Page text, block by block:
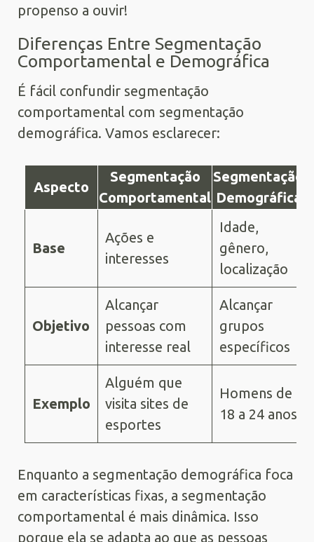
propenso a ouvir!
Diferenças Entre Segmentação
Comportamental e Demográfica
É fácil confundir segmentação
comportamental com segmentação
demográfica. Vamos esclarecer:
Aspecto
Segmentação
Comportamental
Segmentação
Demográfica
Base
Ações e
interesses
Idade,
gênero,
localização
Objetivo
Alcançar
pessoas com
interesse real
Alcançar
grupos
específicos
Exemplo
Alguém que
visita sites de
esportes
Homens de
18 a 24 anos
Enquanto a segmentação demográfica foca
em características fixas, a segmentação
comportamental é mais dinâmica. Isso
porque ela se adapta ao que as pessoas